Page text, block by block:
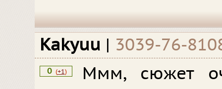
Kakyuu | 3039-76-
0 (+1)
Ммм, сюжет